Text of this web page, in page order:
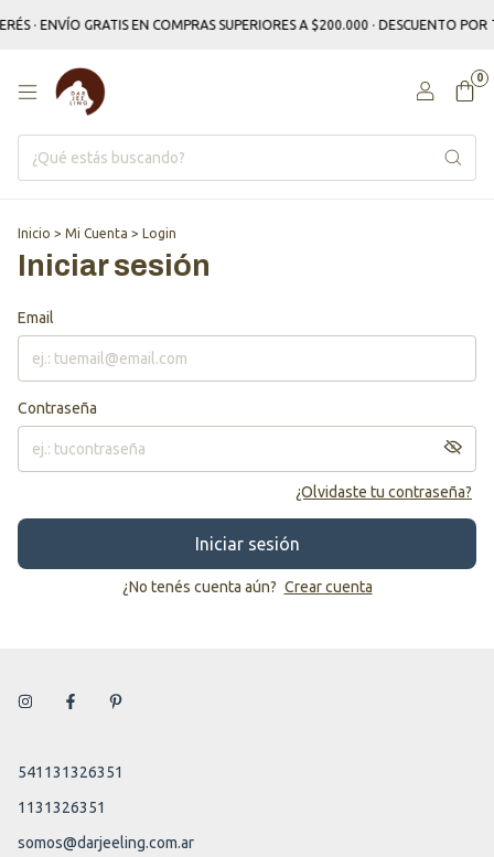
· ENVÍO GRATIS EN COMPRAS SUPERIORES A $200.000 · DESCUENTO
0
Inicio > Mi Cuenta > Login
Iniciar sesión
Email
Contraseña
¿Olvidaste tu contraseña?
Iniciar sesión
¿No tenés cuenta aún? Crear cuenta
541131326351
1131326351
somos@darjeeling.com.ar